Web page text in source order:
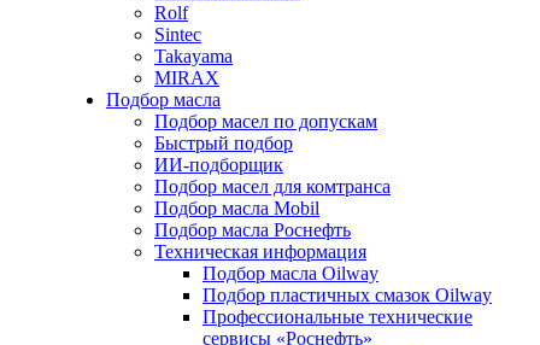
Rolf
Sintec
Takayama
MIRAX
Подбор масла
Подбор масел по допускам
Быстрый подбор
ИИ-подборщик
Подбор масел для комтранса
Подбор масла Mobil
Подбор масла Роснефть
Техническая информация
Подбор масла Oilway
Подбор пластичных смазок Oilway
Профессиональные технические
сервисы «Роснефть»